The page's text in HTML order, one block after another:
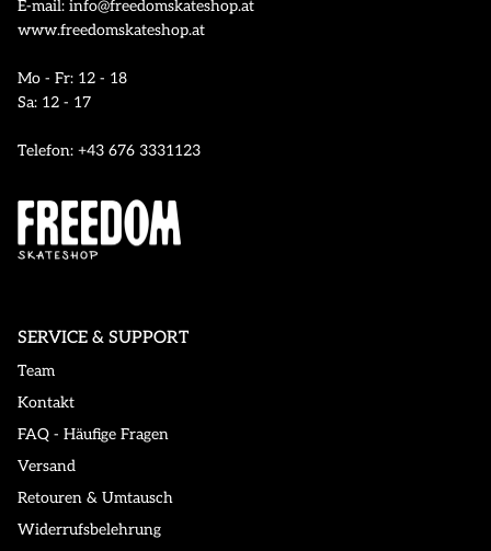
E-mail: info@freedomskateshop.at
www.freedomskateshop.at
Mo - Fr: 12 - 18
Sa: 12 - 17
Telefon: +43 676 3331123
SERVICE & SUPPORT
Team
Kontakt
FAQ - Häufige Fragen
Versand
Retouren & Umtausch
Widerrufsbelehrung